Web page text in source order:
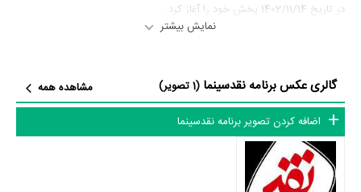
در تاریخ 1402/11/14 پخش خود را آغاز کرد.
از محتوا و داستان برنامه نقدسینما چقدر اطلاع دارید؟
در خلاصه داستانی که یا از سوی تیم رسانه‌ای اثر و یا توسط دیگر رسانه‌ها درباره
داستان نقدسینما منتشر شده است، می‌خوانیم: «در این برنامه شاهد گزارش
هایی از رویدادهای جشنواره فیلم فجر و گفتگو با کارشناسان، مسئولان و
نمایش بیشتر
گالری عکس برنامه نقدسینما (1 تصویر)
مشاهده همه
اضافه کردن تصویر برنامه نقدسینما